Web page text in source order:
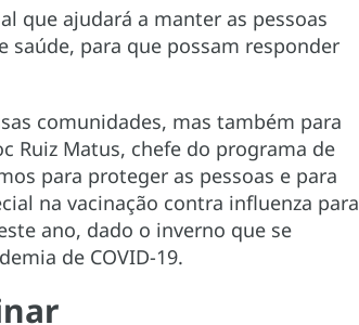
que ajudará a manter as pessoas
saúde, para que possam responder
comunidades, mas também para
Ruiz Matus, chefe do programa de
para proteger as pessoas e para
na vacinação contra influenza para
ano, dado o inverno que se
de COVID-19.